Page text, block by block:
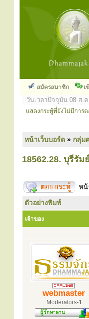
สมัครสมาชิก เ
วันเวลาปัจจุบัน 08 ส.
แสดงกระทู้ที่ยังไม่มีการ
หน้าเว็บบอร์ด » กลุ่ม
18562.28. บุรีรัมย์
หน้
ตัวอย่างพิมพ์
เจ้าของ
webmaster
Moderators-1